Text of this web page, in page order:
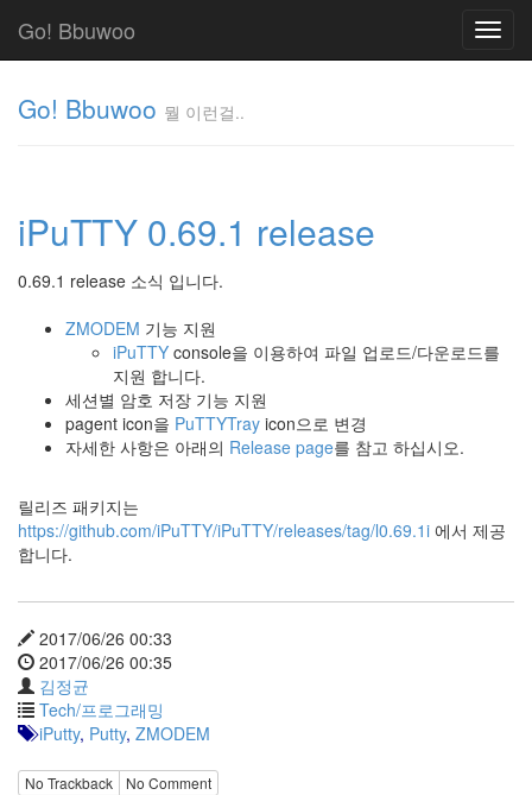
Go! Bbuwoo
Go! Bbuwoo 뭘 이런걸..
iPuTTY 0.69.1 release
0.69.1 release 소식 입니다.
ZMODEM 기능 지원
iPuTTY console을 이용하여 파일 업로드/다운로드를
지원 합니다.
세션별 암호 저장 기능 지원
pagent icon을 PuTTYTray icon으로 변경
자세한 사항은 아래의 Release page를 참고 하십시오.
릴리즈 패키지는
https://github.com/iPuTTY/iPuTTY/releases/tag/l0.69.1i 에서 제공
합니다.
2017/06/26 00:33
2017/06/26 00:35
김정균
Tech/프로그래밍
iPutty, Putty, ZMODEM
No Trackback No Comment
걸..
김
균
Cloud
리
눅
스
AnNyung
Firefox
Mozilla
이